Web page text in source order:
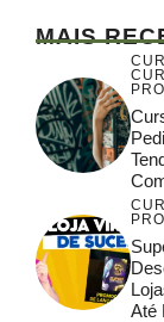
MAIS
Até